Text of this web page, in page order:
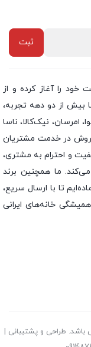
فعالیت خود را آغاز کرده و از
با بیش از دو دهه تجربه،
امرسان، نیک‌کالا، ناسا
در خدمت مشتریان
و احترام به مشتری،
ما همچنین برند
تا با ارسال سریع،
خانه‌های ایرانی
طراحی و پشتیبانی |